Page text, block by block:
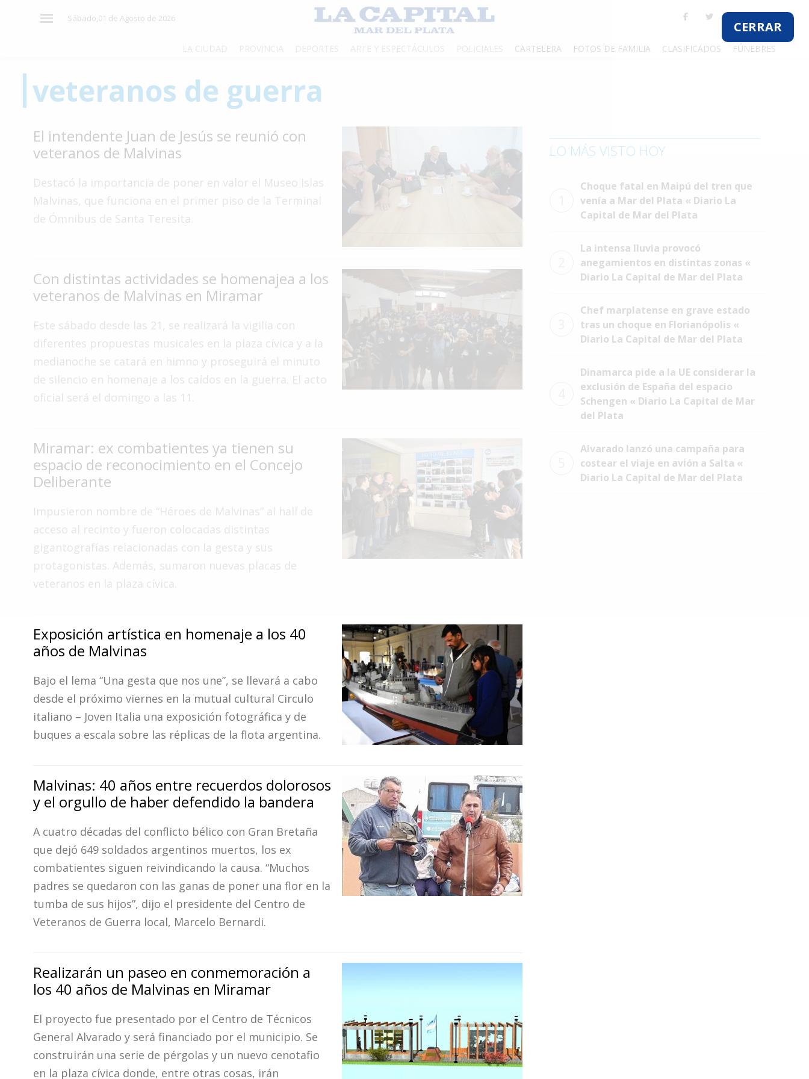
CERRAR
Sábado,01 de Agosto de 2026
CARTELERA FOTOS DE FAMILIA CLASIFICADOS FÚNEBRES
Mundo
Cultura
Tecnología
Interés
General
Deportes
Arte
Espectáculos
Cartelera
Fotos
Fúnebres
veteranos de guerra
El intendente Juan de Jesús se reunió con
veteranos de Malvinas
Destacó la importancia de poner en valor el Museo Islas
Malvinas, que funciona en el primer piso de la Terminal
de Ómnibus de Santa Teresita.
Con distintas actividades se homenajea a los
veteranos de Malvinas en Miramar
Este sábado desde las 21, se realizará la vigilia con
diferentes propuestas musicales en la plaza cívica y a la
medianoche se catará en himno y proseguirá el minuto
de silencio en homenaje a los caídos en la guerra. El acto
oficial será el domingo a las 11.
Miramar: ex combatientes ya tienen su
espacio de reconocimiento en el Concejo
Deliberante
Impusieron nombre de “Héroes de Malvinas” al hall de
acceso al recinto y fueron colocadas distintas
gigantografías relacionadas con la gesta y sus
protagonistas. Además, sumaron nuevas placas de
veteranos en la plaza cívica.
Exposición artística en homenaje a los 40
años de Malvinas
Bajo el lema “Una gesta que nos une”, se llevará a cabo
desde el próximo viernes en la mutual cultural Circulo
italiano – Joven Italia una exposición fotográfica y de
buques a escala sobre las réplicas de la flota argentina.
Malvinas: 40 años entre recuerdos dolorosos
y el orgullo de haber defendido la bandera
A cuatro décadas del conflicto bélico con Gran Bretaña
que dejó 649 soldados argentinos muertos, los ex
combatientes siguen reivindicando la causa. “Muchos
padres se quedaron con las ganas de poner una flor en la
tumba de sus hijos”, dijo el presidente del Centro de
Veteranos de Guerra local, Marcelo Bernardi.
Realizarán un paseo en conmemoración a
los 40 años de Malvinas en Miramar
El proyecto fue presentado por el Centro de Técnicos
General Alvarado y será financiado por el municipio. Se
construirán una serie de pérgolas y un nuevo cenotafio
en la plaza cívica donde, entre otras cosas, irán
LO MÁS VISTO HOY
Choque fatal en Maipú del tren que
venía a Mar del Plata « Diario La
Capital de Mar del Plata
La intensa lluvia provocó
anegamientos en distintas zonas «
Diario La Capital de Mar del Plata
Chef marplatense en grave estado
tras un choque en Florianópolis «
Diario La Capital de Mar del Plata
Dinamarca pide a la UE considerar la
exclusión de España del espacio
Schengen « Diario La Capital de Mar
del Plata
Alvarado lanzó una campaña para
costear el viaje en avión a Salta «
Diario La Capital de Mar del Plata